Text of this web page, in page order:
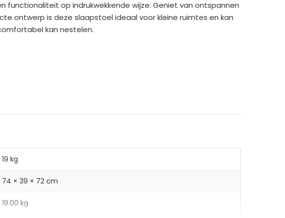
functionaliteit op indrukwekkende wijze. Geniet van ontspannen
ontwerp is deze slaapstoel ideaal voor kleine ruimtes en kan
kan nestelen.
19 kg
74 × 39 × 72 cm
19.00 kg